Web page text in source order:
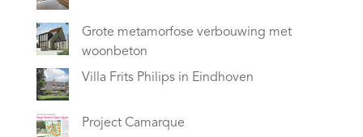
Grote metamorfose verbouwing met
woonbeton
Villa Frits Philips in Eindhoven
Project Camarque